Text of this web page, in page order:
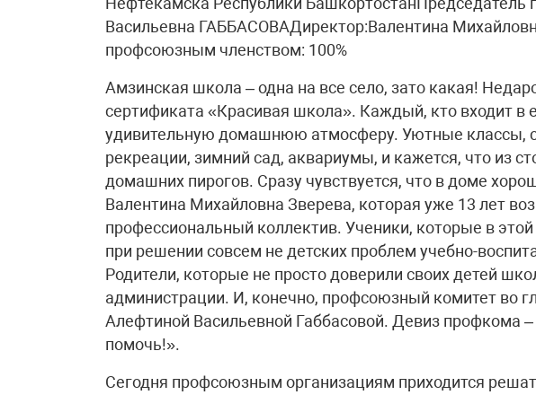
Васильевна ГАББАСОВАДиректор:Валентина
профсоюзным членством: 100%
Амзинская школа – одна на все село, зато какая!
сертификата «Красивая школа». Каждый, кто входит в
удивительную домашнюю атмосферу. Уютные классы,
рекреации, зимний сад, аквариумы, и кажется, что из
домашних пирогов. Сразу чувствуется, что в доме
Валентина Михайловна Зверева, которая уже 13 лет
профессиональный коллектив. Ученики, которые в
при решении совсем не детских проблем учебно-
Родители, которые не просто доверили своих детей
администрации. И, конечно, профсоюзный комитет во
Алефтиной Васильевной Габбасовой. Девиз профкома
помочь!».
Сегодня профсоюзным организациям приходится